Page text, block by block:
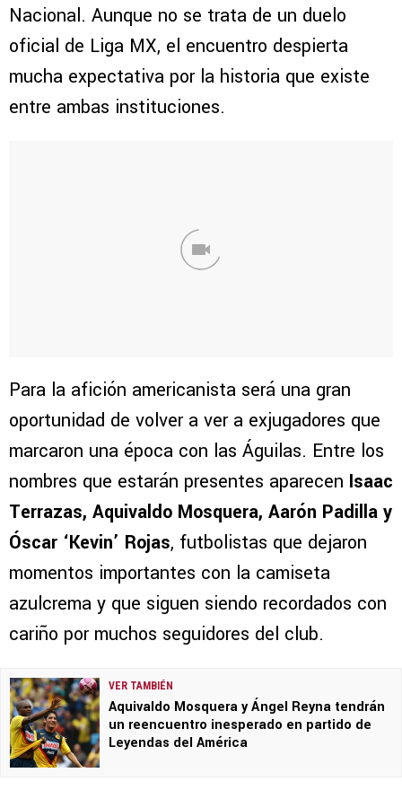
Nacional. Aunque no se trata de un duelo
oficial de Liga MX, el encuentro despierta
mucha expectativa por la historia que existe
entre ambas instituciones.
Para la afición americanista será una gran
oportunidad de volver a ver a exjugadores que
marcaron una época con las Águilas. Entre los
nombres que estarán presentes aparecen Isaac
Terrazas, Aquivaldo Mosquera, Aarón Padilla y
Óscar ‘Kevin’ Rojas, futbolistas que dejaron
momentos importantes con la camiseta
azulcrema y que siguen siendo recordados con
cariño por muchos seguidores del club.
VER TAMBIÉN
Aquivaldo Mosquera y Ángel Reyna tendrán
un reencuentro inesperado en partido de
Leyendas del América